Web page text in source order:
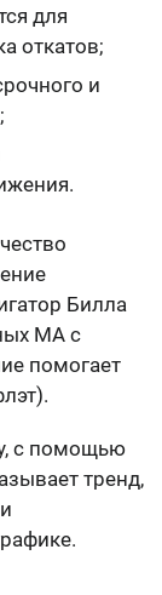
для
откатов;
и
Билла
MA с
помогает
с помощью
тренд,